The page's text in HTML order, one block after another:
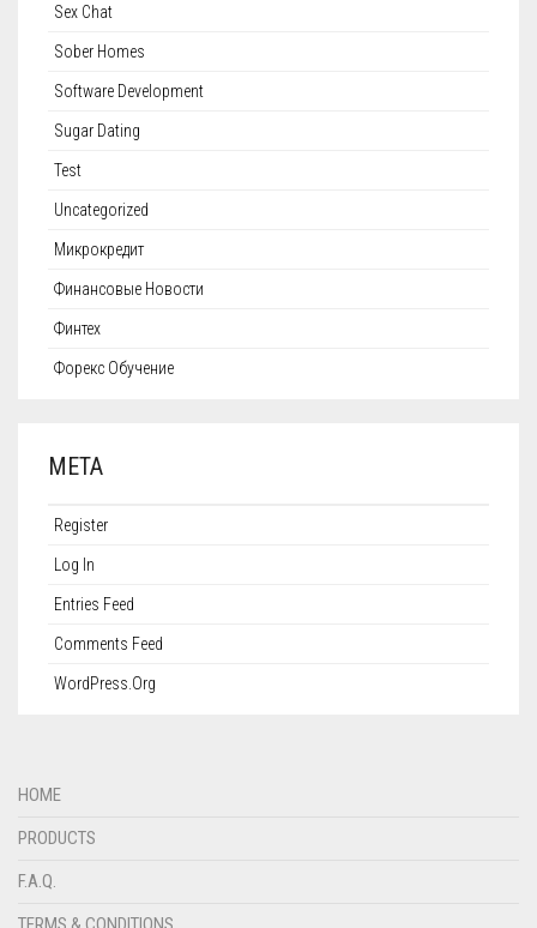
Sex Chat
Sober Homes
Software Development
Sugar Dating
Test
Uncategorized
Микрокредит
Финансовые Новости
Финтех
Форекс Обучение
META
Register
Log In
Entries Feed
Comments Feed
WordPress.org
HOME
PRODUCTS
F.A.Q.